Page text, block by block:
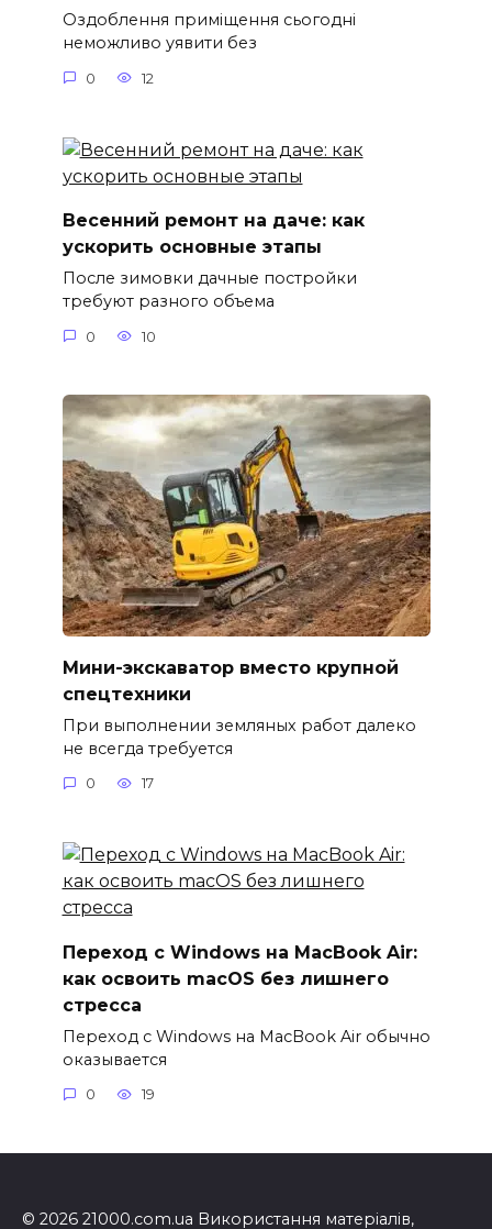
Оздоблення приміщення сьогодні
неможливо уявити без
0 12
Весенний ремонт на даче: как
ускорить основные этапы
После зимовки дачные постройки
требуют разного объема
0 10
Мини-экскаватор вместо крупной
спецтехники
При выполнении земляных работ далеко
не всегда требуется
0 17
Переход с Windows на MacBook Air:
как освоить macOS без лишнего
стресса
Переход с Windows на MacBook Air обычно
оказывается
0 19
© 2026 21000.com.ua Використання матеріалів,